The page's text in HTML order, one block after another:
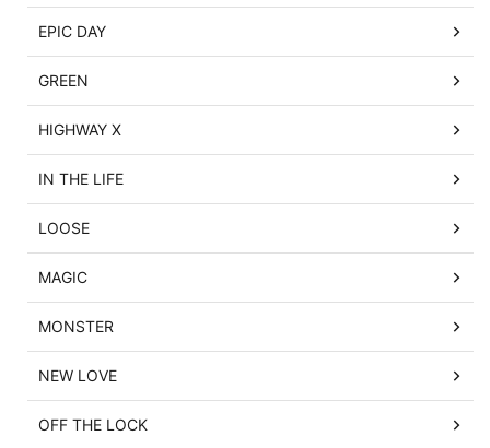
EPIC DAY
GREEN
HIGHWAY X
IN THE LIFE
LOOSE
MAGIC
MONSTER
NEW LOVE
OFF THE LOCK